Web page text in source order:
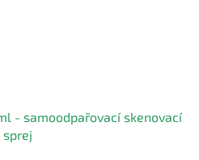
- samoodpařovací skenovací
sprej